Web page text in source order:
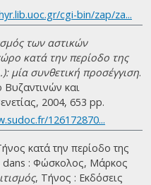
cgi-bin/zap/za...
των αστικών
κατά την περίοδο της
μία συνθετική προσέγγιση.
Βυζαντινών και
2004, 653 pp.
126172870...
κατά την περίοδο της
dans : Φώσκολος, Μάρκος
, Τήνος : Εκδόσεις